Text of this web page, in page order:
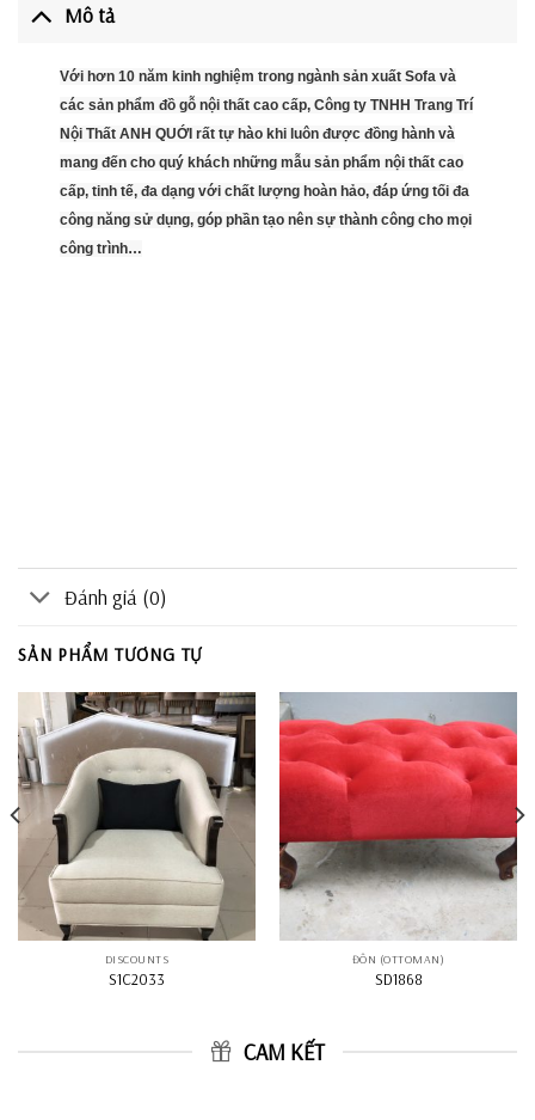
Mô tả
Với hơn 10 năm kinh nghiệm trong ngành sản xuất Sofa và
các sản phẩm đồ gỗ nội thất cao cấp, Công ty TNHH Trang Trí
Nội Thất ANH QUỚI rất tự hào khi luôn được đồng hành và
mang đến cho quý khách những mẫu sản phẩm nội thất cao
cấp, tinh tế, đa dạng với chất lượng hoàn hảo, đáp ứng tối đa
công năng sử dụng, góp phần tạo nên sự thành công cho mọi
công trình…
Đánh giá (0)
SẢN PHẨM TƯƠNG TỰ
DISCOUNTS
S1C2033
ĐÔN (OTTOMAN)
SD1868
CAM KẾT